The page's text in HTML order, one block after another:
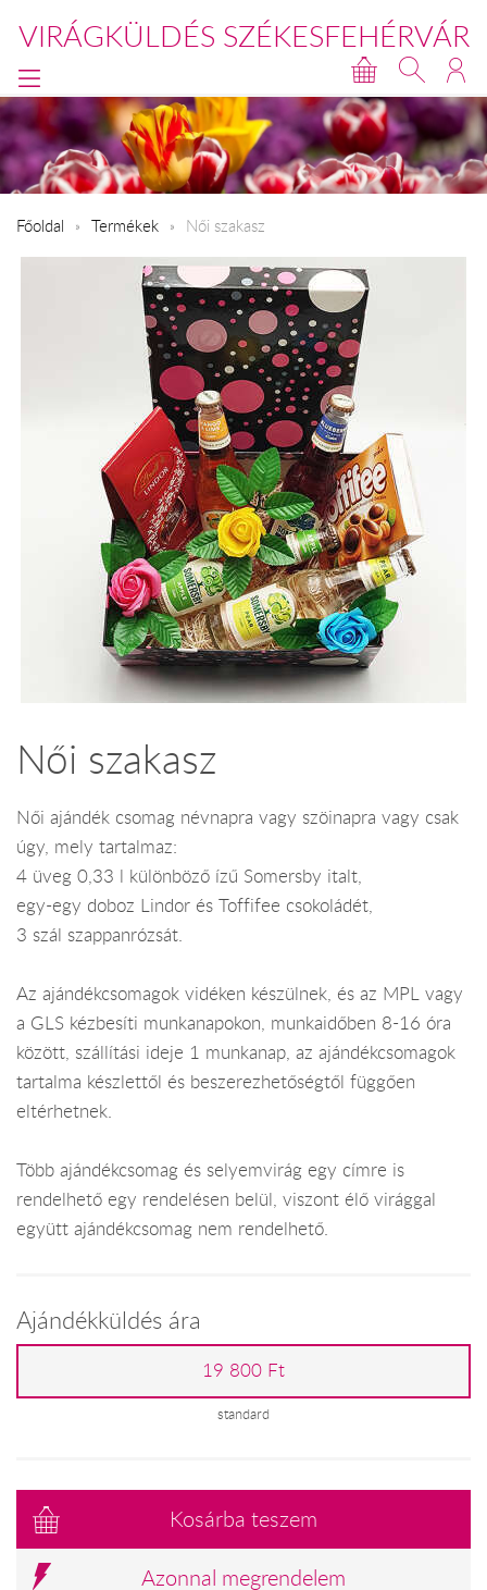
VIRÁGKÜLDÉS SZÉKESFEHÉRVÁR
Főoldal Termékek Női szakasz
Női szakasz
Női ajándék csomag névnapra vagy szöinapra vagy csak
úgy, mely tartalmaz:
4 üveg 0,33 l különböző ízű Somersby italt,
egy-egy doboz Lindor és Toffifee csokoládét,
3 szál szappanrózsát.
Az ajándékcsomagok vidéken készülnek, és az MPL vagy
a GLS kézbesíti munkanapokon, munkaidőben 8-16 óra
között, szállítási ideje 1 munkanap, az ajándékcsomagok
tartalma készlettől és beszerezhetőségtől függően
eltérhetnek.
Több ajándékcsomag és selyemvirág egy címre is
rendelhető egy rendelésen belül, viszont élő virággal
együtt ajándékcsomag nem rendelhető.
Ajándékküldés ára
19 800 Ft
standard
Kosárba teszem
Azonnal megrendelem